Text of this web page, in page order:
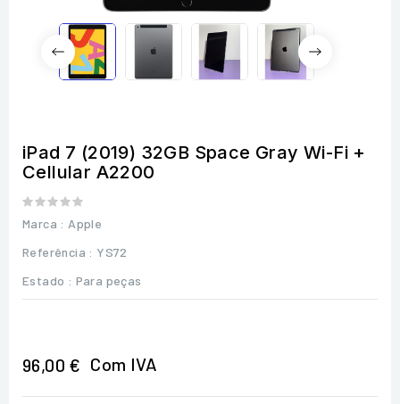
iPad 7 (2019) 32GB Space Gray Wi-Fi +
Cellular A2200
Marca : Apple
Referência : YS72
Estado : Para peças
96,00 € Com IVA